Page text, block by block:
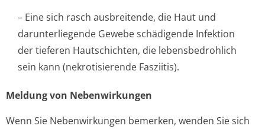
– Eine sich rasch ausbreitende, die Haut und
darunterliegende Gewebe schädigende Infektion
der tieferen Hautschichten, die lebensbedrohlich
sein kann (nekrotisierende Fasziitis).
Meldung von Nebenwirkungen
Wenn Sie Nebenwirkungen bemerken, wenden Sie sich